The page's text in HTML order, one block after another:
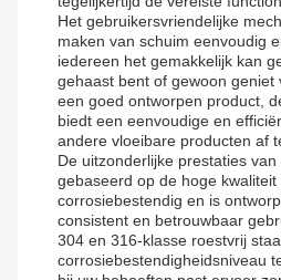
Het gebruikersvriendelijke
maken van schuim eenvoudig
iedereen het gemakkelijk kan
gehaast bent of gewoon geniet
een goed ontworpen product,
biedt een eenvoudige en
andere vloeibare producten af
De uitzonderlijke prestaties
gebaseerd op de hoge
corrosiebestendig en is
consistent en betrouwbaar
304 en 316-klasse roestvrij
corrosiebestendigheidsniveau